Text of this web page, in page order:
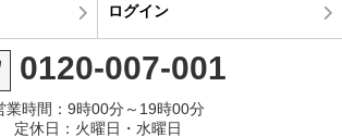
ログイン
0120-007-001
業時間：9時00分～19時00分
定休日：火曜日・水曜日